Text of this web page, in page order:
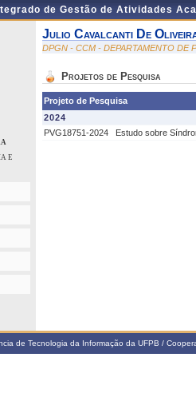
de Gestão de Atividades
E
Julio Cavalcanti De
DPGN - CCM - DEPARTAMENTO DE
Projetos de Pesquisa
Projeto de Pesquisa
2024
PVG18751-2024
Estudo sobre
de Tecnologia da Informação da UFPB /